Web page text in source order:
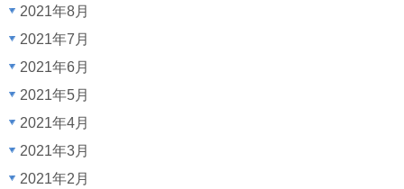
2021年8月
2021年7月
2021年6月
2021年5月
2021年4月
2021年3月
2021年2月